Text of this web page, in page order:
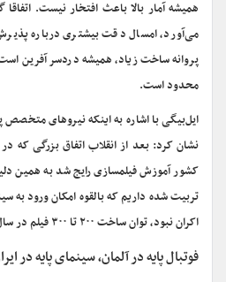
همیشه آمار بالا باعث افتخار نیست.
می‌آورد، امسال دقت بیشتری درباره
پروانه ساخت زیاد، همیشه دردسر آفرین
محدود است.
ایل‌بیگی با اشاره به اینکه نیروهای
نشان کرد: بعد از انقلاب اتفاق بزرگی که
کشور آموزش فیلمسازی رایج شد به همین
تربیت شده داریم که بالقوه امکان ورود به
اکران نبود، توان ساخت ۲۰۰ تا ۳۰۰ فیلم در سال را داریم.
فوتبال پایه در آلمان، سینمای پایه در